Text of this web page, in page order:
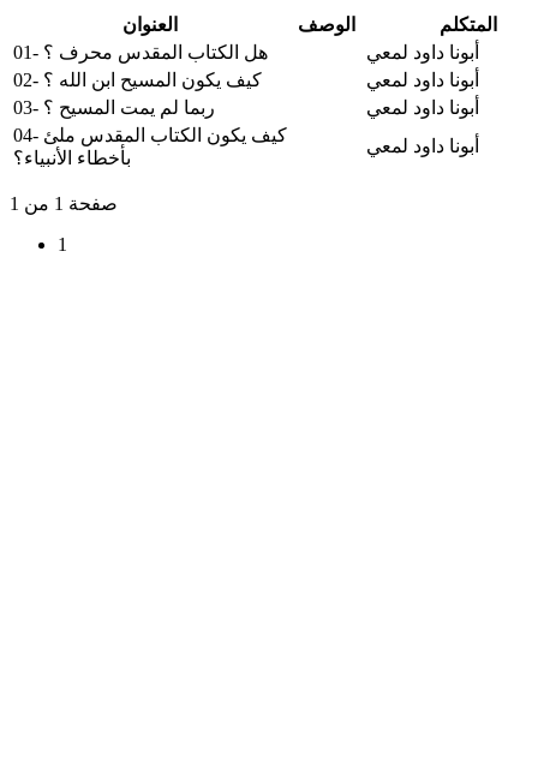
العنوان الوصف
المتكلم
01- هل الكتاب المقدس محرف ؟
أبونا داود لمعي
02- كيف يكون المسيح ابن الله ؟
أبونا داود لمعي
03- ربما لم يمت المسيح ؟
أبونا داود لمعي
04- كيف يكون الكتاب المقدس ملئ
بأخطاء الأنبياء؟
أبونا داود لمعي
صفحة 1 من 1
1